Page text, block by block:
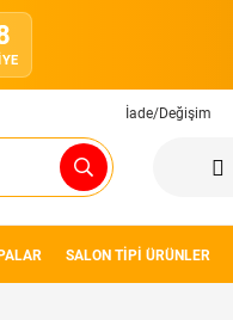
İade/Değişim
SALON TİPİ ÜRÜNLER